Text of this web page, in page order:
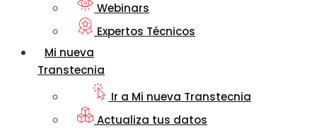
Webinars
Expertos Técnicos
Mi nueva
Transtecnia
Ir a Mi nueva Transtecnia
Actualiza tus datos